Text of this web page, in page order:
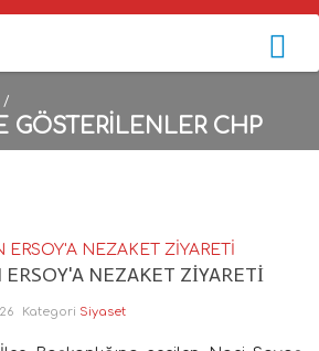
GÖSTERILENLER CHP
NEZAKET ZİYARETİ
Kategori Siyaset